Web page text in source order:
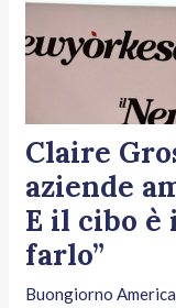
Claire
aziende
E il cibo
farlo”
Buongiorno America